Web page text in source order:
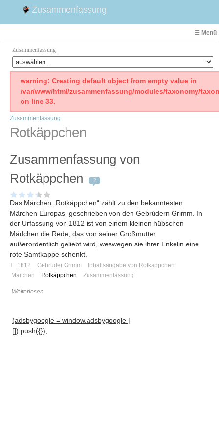
Zusammenfassung
☰ Menü
Zusammenfassung
Faust
Willhelm Tell
Emilia Galotti
1. Weltkrieg Zusammenfassung
Weimarer Republik
Die Räuber
Woyzeck
warning: Creating default object from empty value in
/var/www/html/zusammenfassung/modules/taxonomy/
on line 33.
Zusammenfassung
Rotkäppchen
Zusammenfassung von
Rotkäppchen
2
Das Märchen „Rotkäppchen“ zählt zu den bekanntesten
Märchen Europas, geschrieben von den Gebrüdern Grimm. In
der Urfassung von 1812 ist von einem kleinen hübschen
Mädchen die Rede, das von seiner Großmutter
außerordentlich geliebt wird, weswegen sie ihrer Enkelin eine
rote Samtkappe schenkt.
+ 1812 Gebrüder Grimm
Inhaltsangabe von Rotkäppchen
Märchen
Rotkäppchen Zusammenfassung
Weiterlesen
(adsbygoogle = window.adsbygoogle ||
[]).push({});